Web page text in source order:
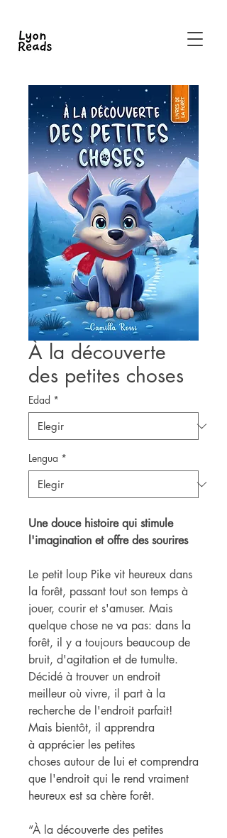
À la découverte
des petites choses
Edad *
Lengua *
Une douce histoire qui stimule
l'imagination et offre des sourires
Le petit loup Pike vit heureux dans
la forêt, passant tout son temps à
jouer, courir et s'amuser. Mais
quelque chose ne va pas: dans la
forêt, il y a toujours beaucoup de
bruit, d'agitation et de tumulte.
Décidé à trouver un endroit
meilleur où vivre, il part à la
recherche de l'endroit parfait!
Mais bientôt, il apprendra
à apprécier les petites
choses autour de lui et comprendra
que l'endroit qui le rend vraiment
heureux est sa chère forêt.
“À la découverte des petites